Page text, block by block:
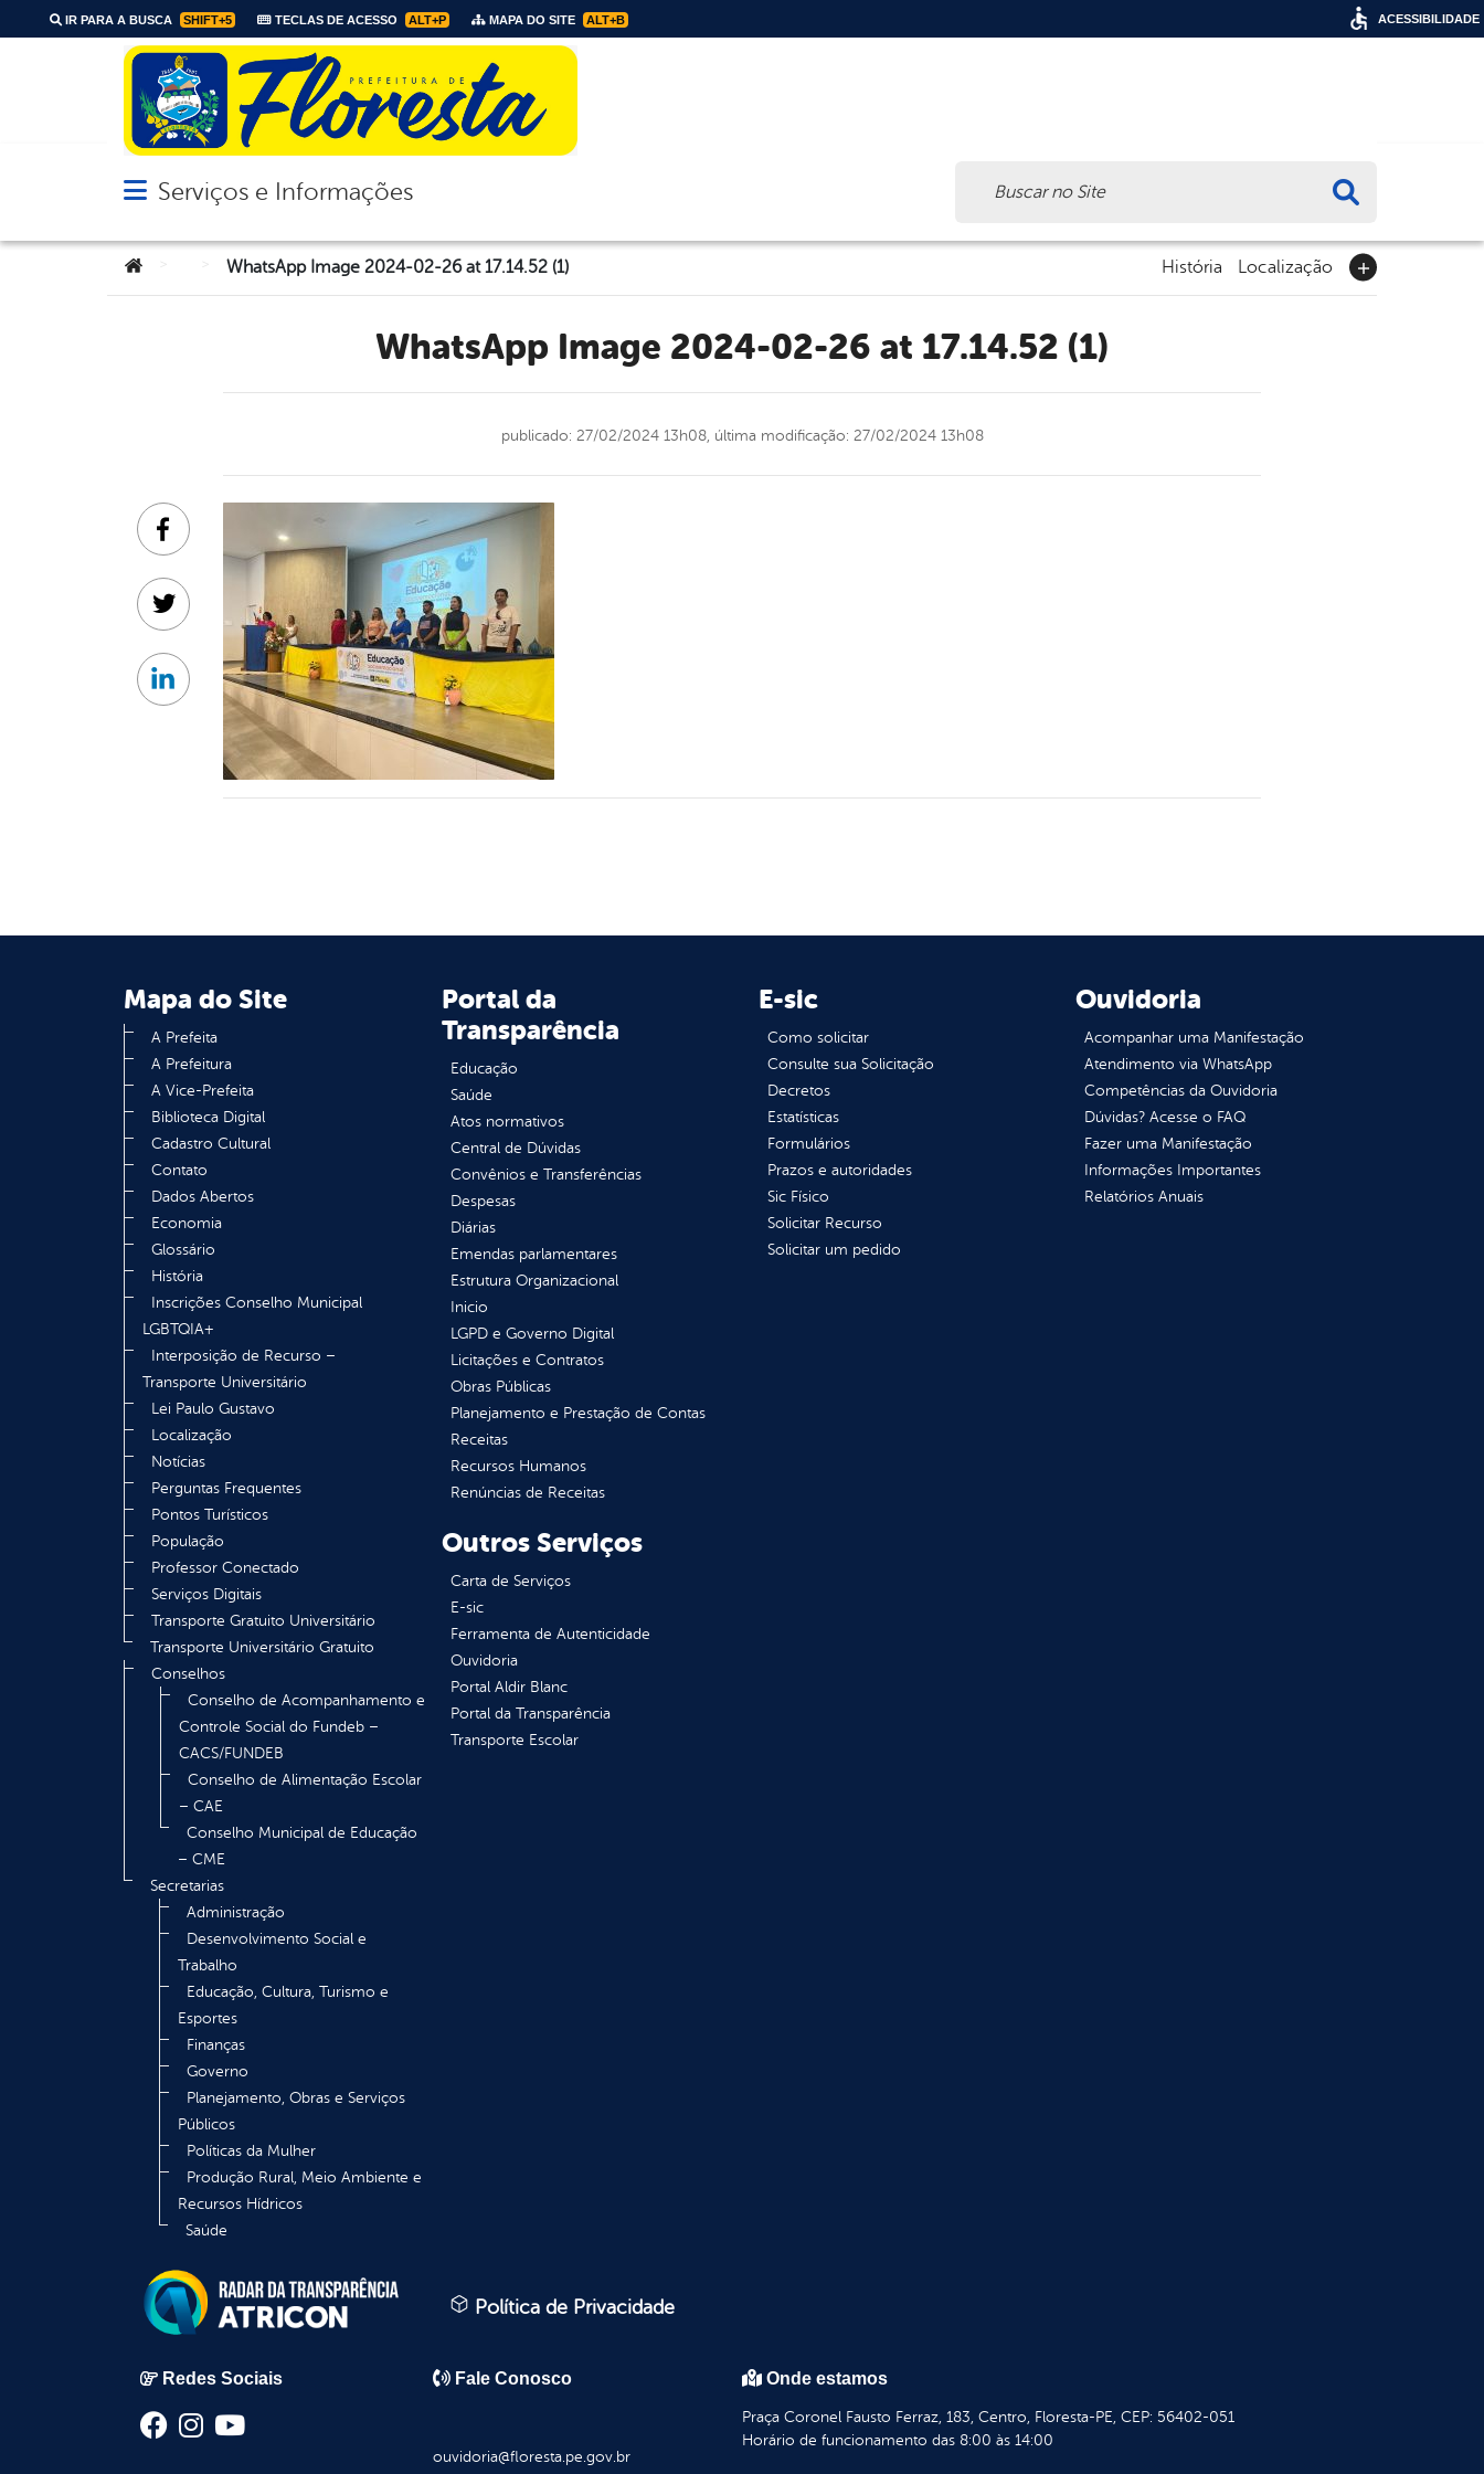
IR PARA A BUSCA SHIFT+5 TECLAS DE ACESSO ALT+P MAPA DO SITE ALT+B
Abrir menu principal de navegação
Serviços e Informações
Você está aqui:WhatsApp Image 2024-02-26 at 17.14.52 (1) História Localização
WhatsApp Image 2024-02-26 at 17.14.52 (1)
publicado: 27/02/2024 13h08, última modificação: 27/02/2024 13h08
Facebook
Twitter
Linkedin
Mapa do Site
A Prefeita
A Prefeitura
A Vice-Prefeita
Biblioteca Digital
Cadastro Cultural
Contato
Dados Abertos
Economia
Glossário
História
Inscrições Conselho Municipal
LGBTQIA+
Interposição de Recurso –
Transporte Universitário
Lei Paulo Gustavo
Localização
Notícias
Perguntas Frequentes
Pontos Turísticos
População
Professor Conectado
Serviços Digitais
Transporte Gratuito Universitário
Transporte Universitário Gratuito
Conselhos
Conselho de Acompanhamento e
Controle Social do Fundeb –
CACS/FUNDEB
Conselho de Alimentação Escolar
– CAE
Conselho Municipal de Educação
– CME
Secretarias
Administração
Desenvolvimento Social e
Trabalho
Educação, Cultura, Turismo e
Esportes
Finanças
Governo
Planejamento, Obras e Serviços
Públicos
Políticas da Mulher
Produção Rural, Meio Ambiente e
Recursos Hídricos
Saúde
Portal da
Transparência
Educação
Saúde
Atos normativos
Central de Dúvidas
Convênios e Transferências
Despesas
Diárias
Emendas parlamentares
Estrutura Organizacional
Inicio
LGPD e Governo Digital
Licitações e Contratos
Obras Públicas
Planejamento e Prestação de Contas
Receitas
Recursos Humanos
Renúncias de Receitas
E-sic
Como solicitar
Consulte sua Solicitação
Decretos
Estatísticas
Formulários
Prazos e autoridades
Sic Físico
Solicitar Recurso
Solicitar um pedido
Ouvidoria
Acompanhar uma Manifestação
Atendimento via WhatsApp
Competências da Ouvidoria
Dúvidas? Acesse o FAQ
Fazer uma Manifestação
Informações Importantes
Relatórios Anuais
Outros Serviços
Carta de Serviços
E-sic
Ferramenta de Autenticidade
Ouvidoria
Portal Aldir Blanc
Portal da Transparência
Transporte Escolar
Política de Privacidade
Redes Sociais Fale Conosco
ouvidoria@floresta.pe.gov.br
Onde estamos
Praça Coronel Fausto Ferraz, 183, Centro, Floresta-PE, CEP: 56402-051
Horário de funcionamento das 8:00 às 14:00
ACESSIBILIDADE